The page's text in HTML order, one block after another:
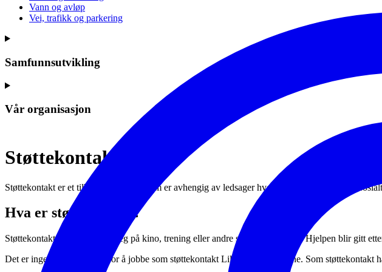
Vann og avløp
Vei, trafikk og parkering
Samfunnsutvikling
Vår organisasjon
Støttekontakt
Støttekontakt er et tilbud til personer som er avhengig av ledsager hvor man har et ønske om
Hva er støttekontakt?
Støttekontakten kan bli med deg på kino, trening eller andre sosiale aktiviteter.​ Hjelpen blir gitt
Det er ingen formelle krav for å jobbe som støttekontakt Lillestrøm kommune. Som støttekontakt